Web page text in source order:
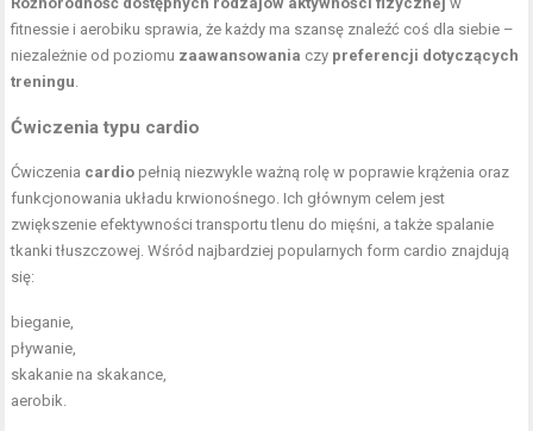
fitnessie i aerobiku sprawia, że każdy ma szansę znaleźć coś dla siebie –
niezależnie od poziomu zaawansowania czy preferencji dotyczących
treningu.
Ćwiczenia typu cardio
Ćwiczenia cardio pełnią niezwykle ważną rolę w poprawie krążenia oraz
funkcjonowania układu krwionośnego. Ich głównym celem jest
zwiększenie efektywności transportu tlenu do mięśni, a także spalanie
tkanki tłuszczowej. Wśród najbardziej popularnych form cardio znajdują
się:
bieganie,
pływanie,
skakanie na skakance,
aerobik.